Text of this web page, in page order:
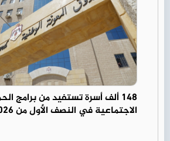
148 ألف أسرة تستفيد من برامج
الاجتماعية في النصف الأول من 2026